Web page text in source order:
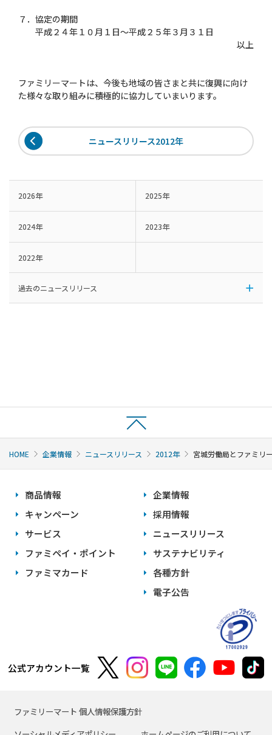
７．協定の期間
平成２４年１０月１日〜平成２５年３月３１日
以上
ファミリーマートは、今後も地域の皆さまと共に復興に向け
た様々な取り組みに積極的に協力していまいります。
ニュースリリース2012年
2026年 2025年
2024年 2023年
2022年
過去のニュースリリース
HOME 企業情報 ニュースリリース 2012年 宮城労働局とファミリ
商品情報
キャンペーン
サービス
ファミペイ・ポイント
ファミマカード
企業情報
採用情報
ニュースリリース
サステナビリティ
各種方針
電子公告
公式アカウント一覧
ファミリーマート 個人情報保護方針